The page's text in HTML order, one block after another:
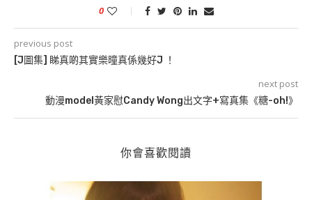
0
previous post
[J圖集] 睇真啲其實樂曈真係幾好J ！
next post
動漫model黃家慰Candy Wong出文字+寫真集《糖-oh!》
你會喜歡閱讀